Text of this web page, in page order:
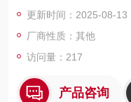
更新时间：2025-08-13
厂商性质：其他
访问量：217
产品咨询